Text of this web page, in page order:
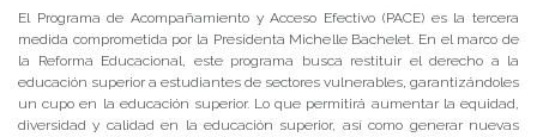
El Programa de Acompañamiento y Acceso Efectivo (PACE) es la tercera
medida comprometida por la Presidenta Michelle Bachelet. En el marco de
la Reforma Educacional, este programa busca restituir el derecho a la
educación superior a estudiantes de sectores vulnerables, garantizándoles
un cupo en la educación superior. Lo que permitirá aumentar la equidad,
diversidad y calidad en la educación superior, así como generar nuevas